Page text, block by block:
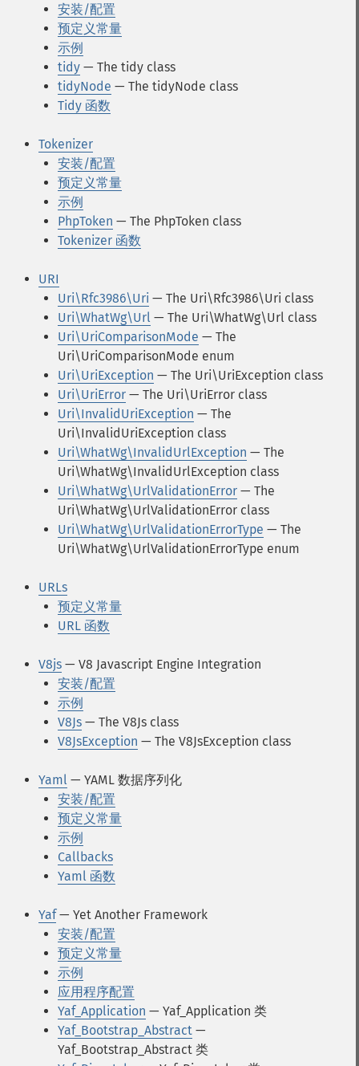
安装/配置
预定义常量
示例
tidy — The tidy class
tidyNode — The tidyNode class
Tidy 函数
Tokenizer
安装/配置
预定义常量
示例
PhpToken — The PhpToken class
Tokenizer 函数
URI
Uri\Rfc3986\Uri — The Uri\Rfc3986\Uri class
Uri\WhatWg\Url — The Uri\WhatWg\Url class
Uri\UriComparisonMode — The
Uri\UriComparisonMode enum
Uri\UriException — The Uri\UriException class
Uri\UriError — The Uri\UriError class
Uri\InvalidUriException — The
Uri\InvalidUriException class
Uri\WhatWg\InvalidUrlException — The
Uri\WhatWg\InvalidUrlException class
Uri\WhatWg\UrlValidationError — The
Uri\WhatWg\UrlValidationError class
Uri\WhatWg\UrlValidationErrorType — The
Uri\WhatWg\UrlValidationErrorType enum
URLs
预定义常量
URL 函数
V8js — V8 Javascript Engine Integration
安装/配置
示例
V8Js — The V8Js class
V8JsException — The V8JsException class
Yaml — YAML 数据序列化
安装/配置
预定义常量
示例
Callbacks
Yaml 函数
Yaf— Yet Another Framework
安装/配置
预定义常量
示例
应用程序配置
Yaf_Application — Yaf_Application 类
Yaf_Bootstrap_Abstract —
Yaf_Bootstrap_Abstract 类